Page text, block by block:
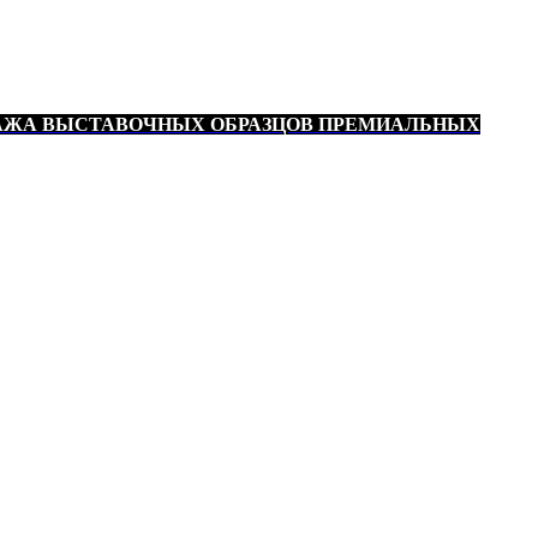
ВЫСТАВОЧНЫХ ОБРАЗЦОВ ПРЕМИАЛЬНЫХ